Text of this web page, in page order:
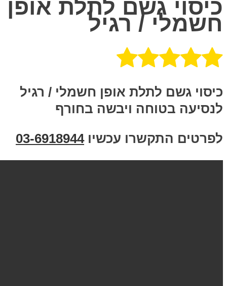
גשם לתלת אופן
/ רגיל
גשם לתלת אופן חשמלי / רגיל
בטוחה ויבשה בחורף
התקשרו עכשיו03-6918944